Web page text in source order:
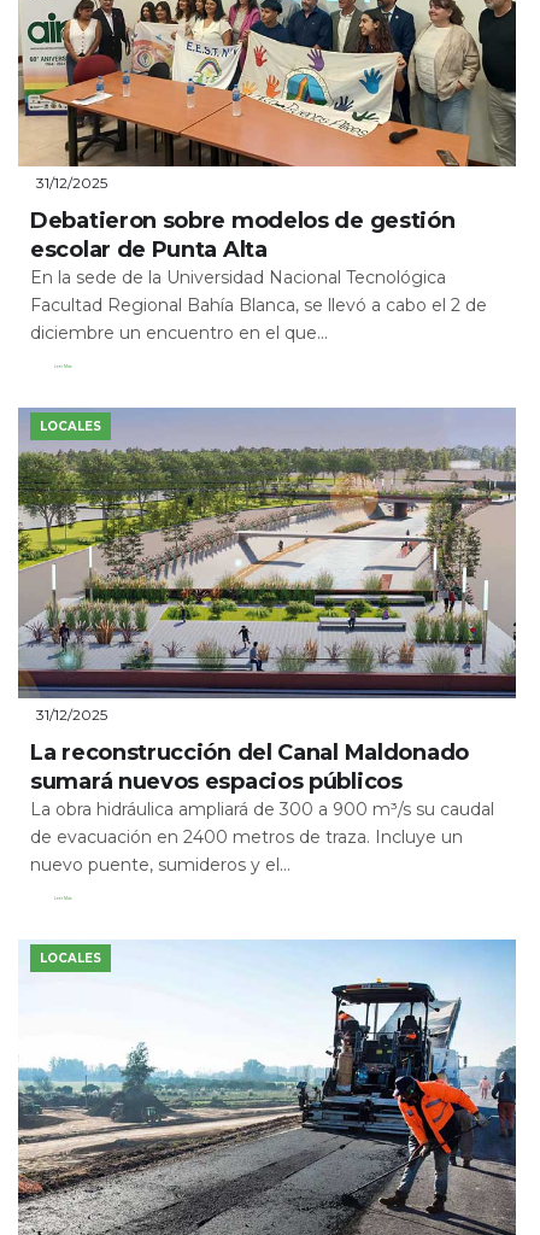
31/12/2025
Debatieron sobre modelos de gestión
escolar de Punta Alta
En la sede de la Universidad Nacional Tecnológica
Facultad Regional Bahía Blanca, se llevó a cabo el 2 de
diciembre un encuentro en el que...
Leer Más
LOCALES
31/12/2025
La reconstrucción del Canal Maldonado
sumará nuevos espacios públicos
La obra hidráulica ampliará de 300 a 900 m³/s su caudal
de evacuación en 2400 metros de traza. Incluye un
nuevo puente, sumideros y el...
Leer Más
LOCALES